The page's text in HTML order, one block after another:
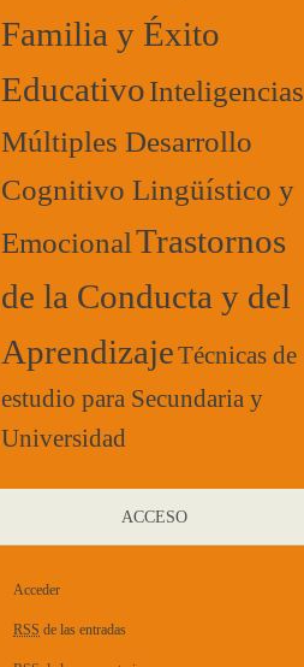
Familia y Éxito
EducativoInteligencias
Múltiples Desarrollo
Cognitivo Lingüístico y
EmocionalTrastornos
de la Conducta y del
AprendizajeTécnicas de
estudio para Secundaria y
Universidad
ACCESO
Acceder
RSS de las entradas